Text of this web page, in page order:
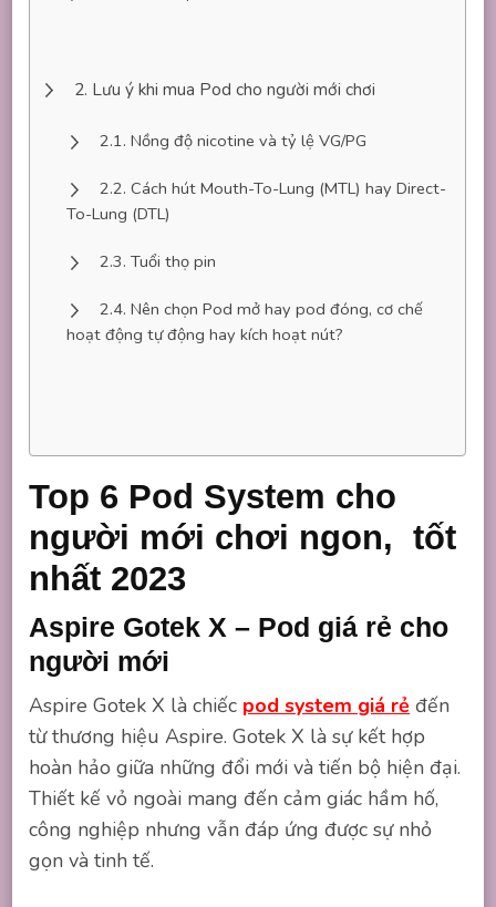
Lưu ý khi mua Pod cho người mới chơi
Nồng độ nicotine và tỷ lệ VG/PG
Cách hút Mouth-To-Lung (MTL) hay Direct-
To-Lung (DTL)
Tuổi thọ pin
Nên chọn Pod mở hay pod đóng, cơ chế
hoạt động tự động hay kích hoạt nút?
Top 6 Pod System cho
người mới chơi ngon, tốt
nhất 2023
Aspire Gotek X – Pod giá rẻ cho
người mới
Aspire Gotek X là chiếc pod system giá rẻ đến
từ thương hiệu Aspire. Gotek X là sự kết hợp
hoàn hảo giữa những đổi mới và tiến bộ hiện đại.
Thiết kế vỏ ngoài mang đến cảm giác hầm hố,
công nghiệp nhưng vẫn đáp ứng được sự nhỏ
gọn và tinh tế.